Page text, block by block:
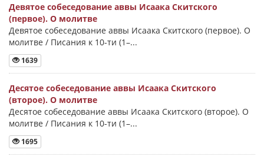
Девятое собеседование аввы Исаака Скитского
(первое). О молитве
Девятое собеседование аввы Исаака Скитского (первое). О
молитве / Писания к 10-ти (1–...
1639
Десятое собеседование аввы Исаака Скитского
(второе). О молитве
Десятое собеседование аввы Исаака Скитского (второе). О
молитве / Писания к 10-ти (1–...
1695